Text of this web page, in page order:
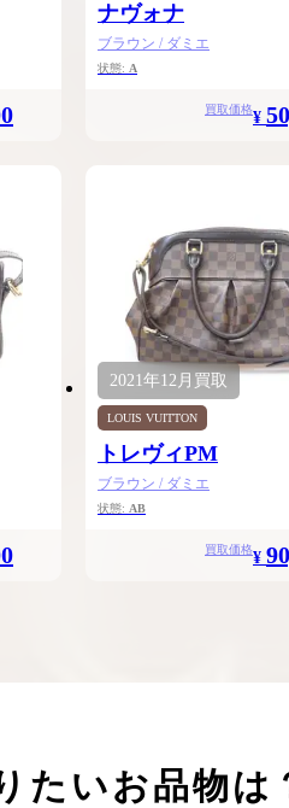
ナヴォナ
ブラウン / ダミエ
状態: A
買取価格¥
2021年12月 買取
LOUIS VUITTON
トレヴィPM
ブラウン / ダミエ
状態: AB
買取価格¥
たいお品物は